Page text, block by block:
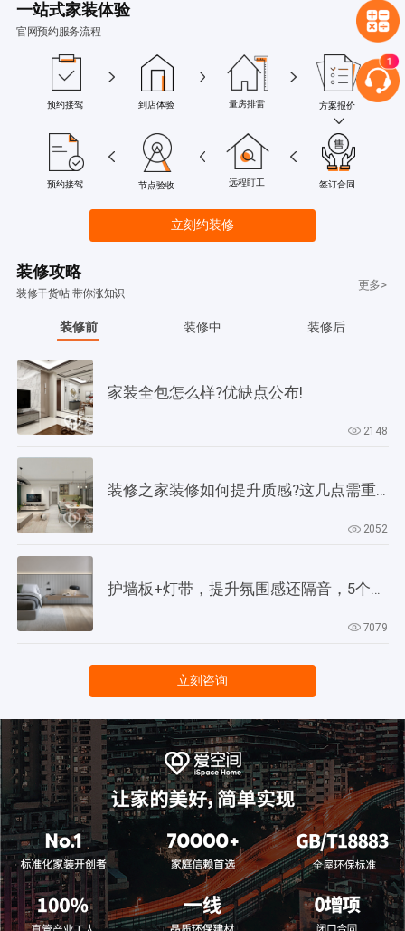
一站式家装体验
官网预约服务流程
预约接驾 到店体验 量房排雷 方案报价
预约接驾 节点验收 远程盯工 签订合同
立刻约装修
装修攻略
装修干货帖 带你涨知识
更多>
装修前 装修中 装修后
家装全包怎么样?优缺点公布!
2148
装修之家装修如何提升质感?这几点需重视起来
2052
7079
立刻咨询